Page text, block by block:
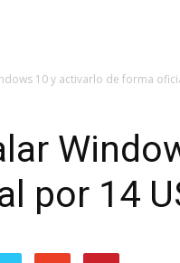
10 y activarlo de forma
por 14